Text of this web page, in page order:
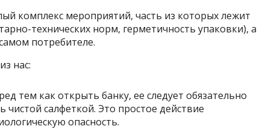
комплекс мероприятий, часть из которых лежит
технических норм, герметичность упаковки), а
потребителе.
нас:
тем как открыть банку, ее следует обязательно
салфеткой. Это простое действие
опасность.